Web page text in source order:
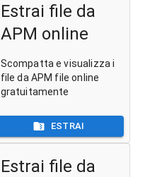
Estrai file da
APM online
Scompatta e visualizza i
file da APM file online
gratuitamente
ESTRAI
Estrai file da